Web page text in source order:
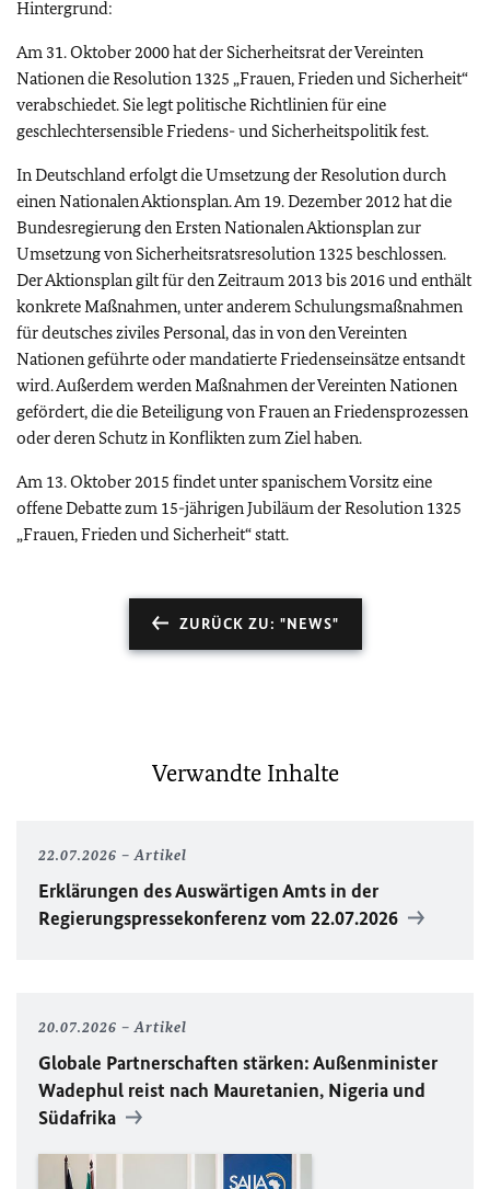
Hintergrund:
Am 31. Oktober 2000 hat der Sicherheitsrat der Vereinten
Nationen die Resolution 1325 „Frauen, Frieden und Sicherheit“
verabschiedet. Sie legt politische Richtlinien für eine
geschlechtersensible Friedens- und Sicherheitspolitik fest.
In Deutschland erfolgt die Umsetzung der Resolution durch
einen Nationalen Aktionsplan. Am 19. Dezember 2012 hat die
Bundesregierung den Ersten Nationalen Aktionsplan zur
Umsetzung von Sicherheitsratsresolution 1325 beschlossen.
Der Aktionsplan gilt für den Zeitraum 2013 bis 2016 und enthält
konkrete Maßnahmen, unter anderem Schulungsmaßnahmen
für deutsches ziviles Personal, das in von den Vereinten
Nationen geführte oder mandatierte Friedenseinsätze entsandt
wird. Außerdem werden Maßnahmen der Vereinten Nationen
gefördert, die die Beteiligung von Frauen an Friedensprozessen
oder deren Schutz in Konflikten zum Ziel haben.
Am 13. Oktober 2015 findet unter spanischem Vorsitz eine
offene Debatte zum 15-jährigen Jubiläum der Resolution 1325
„Frauen, Frieden und Sicherheit“ statt.
ZURÜCK ZU: "NEWS"
Verwandte Inhalte
22.07.2026 Artikel
Erklärungen des Auswärtigen Amts in der
Regierungspressekonferenz vom 22.07.2026
20.07.2026 Artikel
Globale Partnerschaften stärken: Außenminister
Wadephul reist nach Mauretanien, Nigeria und
Südafrika